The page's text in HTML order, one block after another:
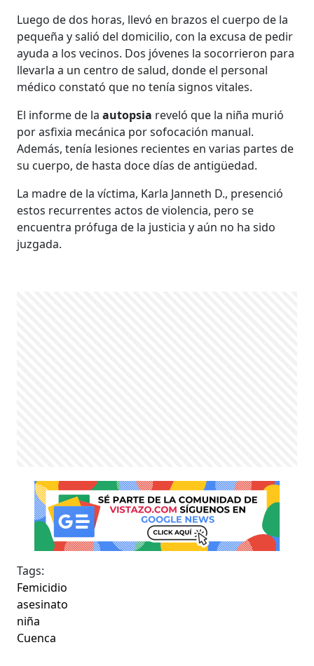
Luego de dos horas, llevó en brazos el cuerpo de la
pequeña y salió del domicilio, con la excusa de pedir
ayuda a los vecinos. Dos jóvenes la socorrieron para
llevarla a un centro de salud, donde el personal
médico constató que no tenía signos vitales.
El informe de laautopsia reveló que la niña murió
por asfixia mecánica por sofocación manual.
Además, tenía lesiones recientes en varias partes de
su cuerpo, de hasta doce días de antigüedad.
La madre de la víctima, Karla Janneth D., presenció
estos recurrentes actos de violencia, pero se
encuentra prófuga de la justicia y aún no ha sido
juzgada.
Tags:
Femicidio
asesinato
niña
Cuenca